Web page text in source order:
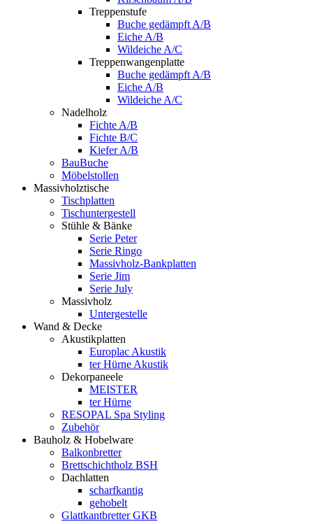
Treppenstufe
Buche gedämpft A/B
Eiche A/B
Wildeiche A/C
Treppenwangenplatte
Buche gedämpft A/B
Eiche A/B
Wildeiche A/C
Nadelholz
Fichte A/B
Fichte B/C
Kiefer A/B
BauBuche
Möbelstollen
Massivholztische
Tischplatten
Tischuntergestell
Stühle & Bänke
Serie Peter
Serie Ringo
Massivholz-Bankplatten
Serie Jim
Serie July
Massivholz
Untergestelle
Wand & Decke
Akustikplatten
Europlac Akustik
ter Hürne Akustik
Dekorpaneele
MEISTER
ter Hürne
RESOPAL Spa Styling
Zubehör
Bauholz & Hobelware
Balkonbretter
Brettschichtholz BSH
Dachlatten
scharfkantig
gehobelt
Glattkantbretter GKB